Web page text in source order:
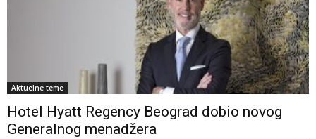
Aktuelne teme
Hotel Hyatt Regency Beograd dobio novog
Generalnog menadžera